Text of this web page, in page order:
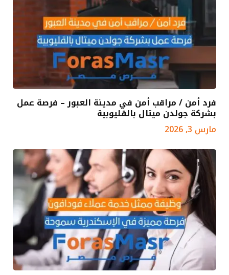
فرد أمن / مراقب أمن في مدينة العبور – فرصة عمل
بشركة جولدن ميتال بالقليوبية
مارس 3, 2026